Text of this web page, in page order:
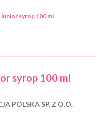
syrop 100 ml
syrop 100 ml
POLSKA SP. Z O.O.